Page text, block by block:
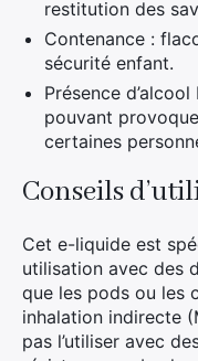
restitution des
Contenance :
sécurité enfant.
Présence
pouvant
certaines
Conseils
Cet e-liquide est
utilisation avec des
que les pods ou les
inhalation indirecte
pas l’utiliser avec